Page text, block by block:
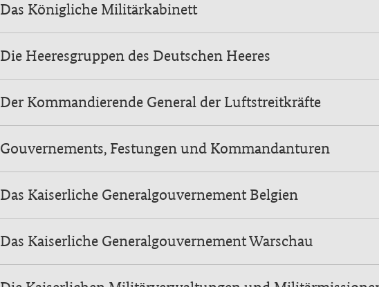
Das Königliche Militärkabinett
Die Heeresgruppen des Deutschen Heeres
Der Kommandierende General der Luftstreitkräfte
Gouvernements, Festungen und Kommandanturen
Das Kaiserliche Generalgouvernement Belgien
Das Kaiserliche Generalgouvernement Warschau